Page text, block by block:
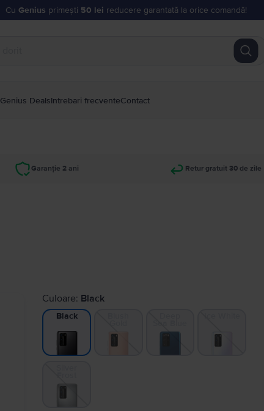
Cu Genius primești 50 lei reducere garantată la orice comandă!
Genius DealsIntrebari frecventeContact
Garanție 2 ani Retur gratuit 30 de zile
Culoare: Black
Black